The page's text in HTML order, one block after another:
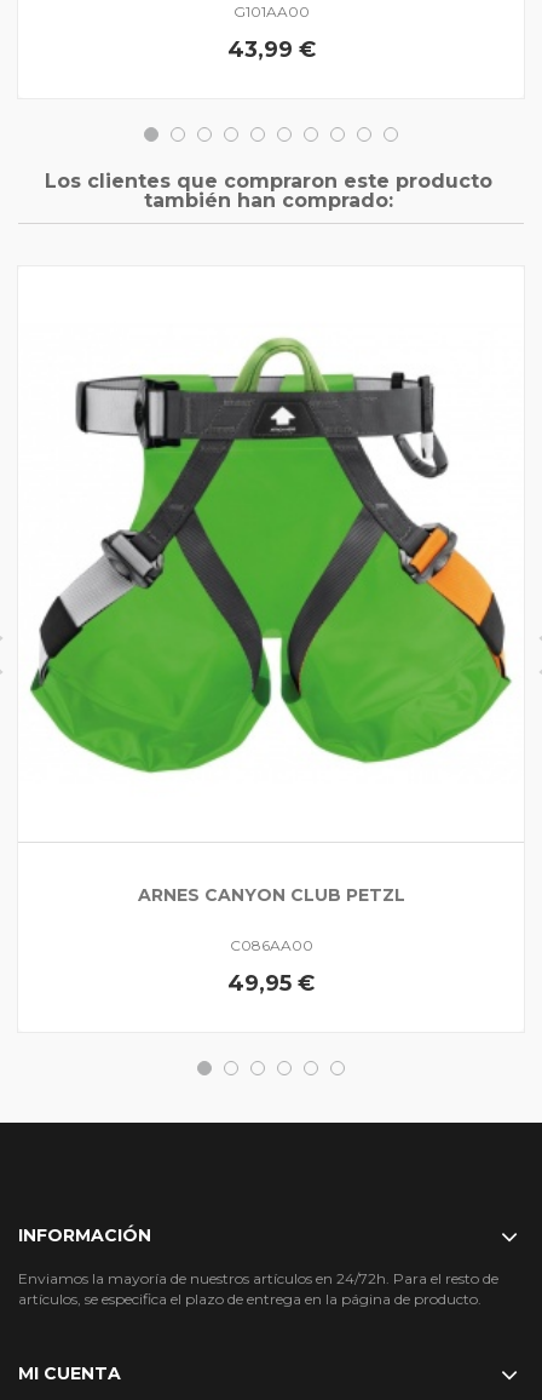
G101AA00
43,99 €
Los clientes que compraron este producto
también han comprado:
ARNES CANYON CLUB PETZL
C086AA00
49,95 €
INFORMACIÓN
Enviamos la mayoría de nuestros artículos en 24/72h. Para el resto de
artículos, se especifica el plazo de entrega en la página de producto.
MI CUENTA